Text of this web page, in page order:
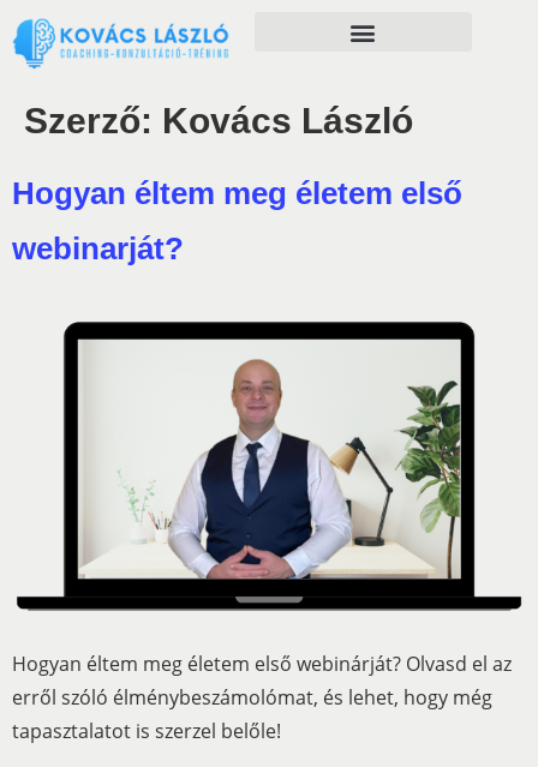
Szerző: Kovács László
Hogyan éltem meg életem első
webinarját?
Hogyan éltem meg életem első webinárját? Olvasd el az
erről szóló élménybeszámolómat, és lehet, hogy még
tapasztalatot is szerzel belőle!